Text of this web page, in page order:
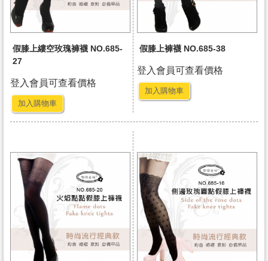
假膝上縷空玫瑰褲襪 NO.685-
27
登入會員可查看價格
加入購物車
假膝上褲襪 NO.685-38
登入會員可查看價格
加入購物車